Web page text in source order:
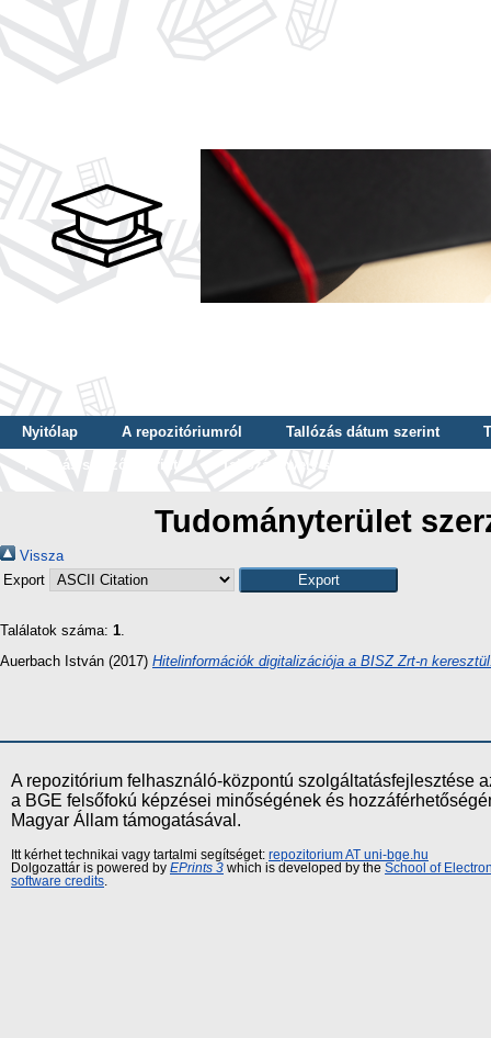
Nyitólap A repozitóriumról Tallózás dátum szerint
Tallózás szerző szerint
Tallózás nyelv szerint
Tudományterület
Vissza
Export
Találatok száma: 1.
Auerbach István (2017) Hitelinformációk digitalizációja a BISZ Zrt-n
A repozitórium felhasználó-központú szolgáltatásfejlesztése
a BGE felsőfokú képzései minőségének és
Magyar Állam támogatásával.
Itt kérhet technikai vagy tartalmi segítséget: repozitorium AT uni-bge.hu
Dolgozattár is powered by EPrints 3 which is developed by the School of
software credits